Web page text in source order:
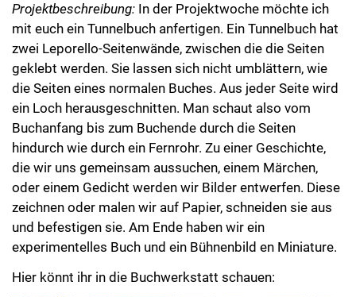
mit euch ein Tunnelbuch anfertigen. Ein Tunnelbuch hat
zwei Leporello-Seitenwände, zwischen die die Seiten
geklebt werden. Sie lassen sich nicht umblättern, wie
die Seiten eines normalen Buches. Aus jeder Seite wird
ein Loch herausgeschnitten. Man schaut also vom
Buchanfang bis zum Buchende durch die Seiten
hindurch wie durch ein Fernrohr. Zu einer Geschichte,
die wir uns gemeinsam aussuchen, einem Märchen,
oder einem Gedicht werden wir Bilder entwerfen. Diese
zeichnen oder malen wir auf Papier, schneiden sie aus
und befestigen sie. Am Ende haben wir ein
experimentelles Buch und ein Bühnenbild en Miniature.